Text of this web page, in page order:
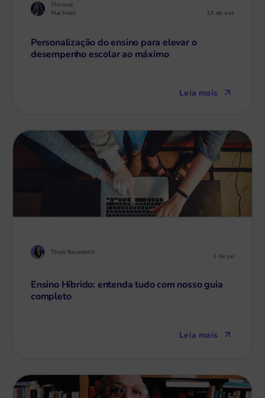
Thomas
Machado
13 de out
Personalização do ensino para elevar o
desempenho escolar ao máximo
Leia mais
Thaís Benedetti 1 de jul
Ensino Híbrido: entenda tudo com nosso guia
completo
Leia mais